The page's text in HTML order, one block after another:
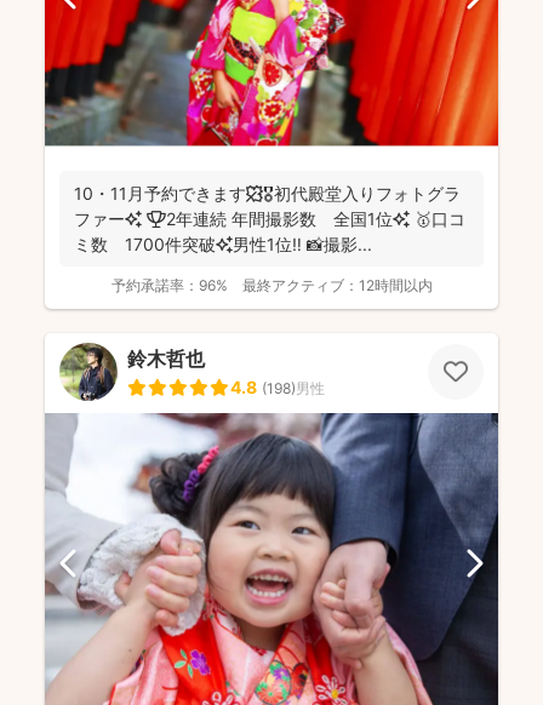
10・11月予約できます🍁🎖初代殿堂入りフォトグラ
ファー✨ 🏆2年連続 年間撮影数 全国1位✨ 🥇口コ
ミ数 1700件突破✨男性1位‼️ 📸撮影...
予約承諾率： 96% 最終アクティブ： 12時間以内
鈴木哲也
4.8 (198)男性